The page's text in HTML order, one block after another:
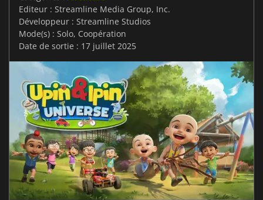
Editeur : Streamline Media Group, Inc.
Développeur : Streamline Studios
Mode(s) : Solo, Coopération
Date de sortie : 17 juillet 2025